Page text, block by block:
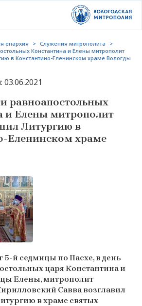
епархия > Служения митрополита
>
Константина и Елены митрополит
в Константино-Еленинском храме Вологды
равноапостольных
и Елены митрополит
Литургию в
Еленинском храме
5-й седмицы по Пасхе, в день
царя Константина и
Елены, митрополит
Савва возглавил
в храме святых